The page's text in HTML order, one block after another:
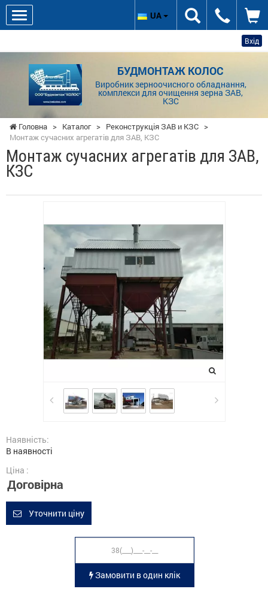
Вхід
БУДМОНТАЖ КОЛОС
Виробник зерноочисного обладнання,
комплекси для очищення зерна ЗАВ,
КЗС
UA
Головна > Каталог > Реконструкція ЗАВ и КЗС >
Монтаж сучасних агрегатів для ЗАВ, КЗС
Монтаж сучасних агрегатів для ЗАВ,
КЗС
Наявність:
В наявності
Ціна :
Договірна
Уточнити ціну
Замовити в один клік